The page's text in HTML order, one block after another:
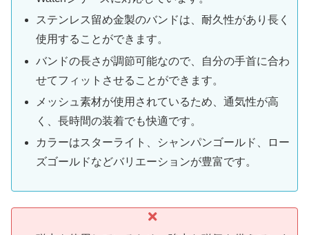
ステンレス留め金製のバンドは、耐久性があり長く
使用することができます。
バンドの長さが調節可能なので、自分の手首に合わ
せてフィットさせることができます。
メッシュ素材が使用されているため、通気性が高
く、長時間の装着でも快適です。
カラーはスターライト、シャンパンゴールド、ロー
ズゴールドなどバリエーションが豊富です。